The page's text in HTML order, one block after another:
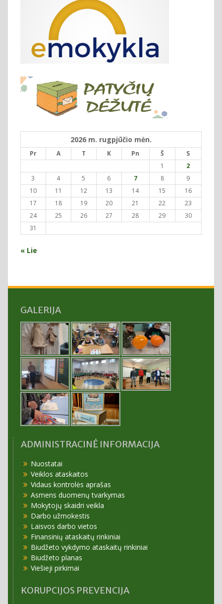
2026 m. rugpjūčio mėn.
Pr A T K Pn Š
S
1
2
3
4 5 6 7 8
9
10
11 12 13 14 15
16
17
18 19 20 21 22
23
24
25 26 27 28 29
30
31
« Lie
GALERIJA
ADMINISTRACINĖ INFORMACIJA
Nuostatai
Veiklos ataskaitos
Vidaus kontrolės aprašas
Asmens duomenų tvarkymas
Mokytojų skaidri veikla
Darbo užmokestis
Laisvos darbo vietos
Finansinių ataskaitų rinkiniai
Biudžeto vykdymo ataskaitų rinkiniai
Biudžeto planas
Viešieji pirkimai
KORUPCIJOS PREVENCIJA